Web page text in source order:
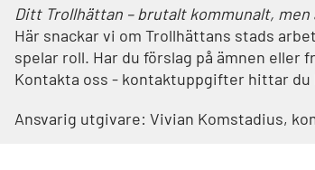
Ditt Trollhättan – brutalt kommunalt,
Här snackar vi om Trollhättans stads
spelar roll. Har du förslag på ämnen eller
Kontakta oss - kontaktuppgifter hittar du
Ansvarig utgivare: Vivian Komstadius,